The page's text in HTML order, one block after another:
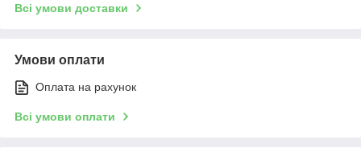
Всі умови доставки
Умови оплати
Оплата на рахунок
Всі умови оплати